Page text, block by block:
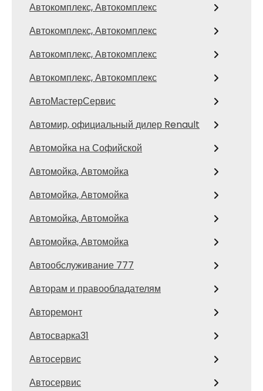
Автокомплекс, Автокомплекс
Автокомплекс, Автокомплекс
Автокомплекс, Автокомплекс
Автокомплекс, Автокомплекс
АвтоМастерСервис
Автомир, официальный дилер Renault
Автомойка на Софийской
Автомойка, Автомойка
Автомойка, Автомойка
Автомойка, Автомойка
Автомойка, Автомойка
Автообслуживание 777
Авторам и правообладателям
Авторемонт
Автосварка31
Автосервис
Автосервис